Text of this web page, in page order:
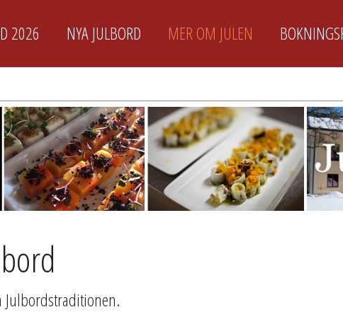
2026 NYA JULBORD MER OM JULEN
Julbordstraditionen.